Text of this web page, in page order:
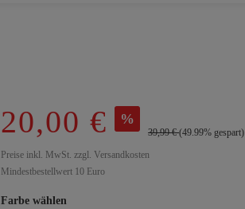
20,00 € %
39,99 €(49.99% gespart)
Preise inkl. MwSt. zzgl. Versandkosten
Mindestbestellwert 10 Euro
Farbe wählen